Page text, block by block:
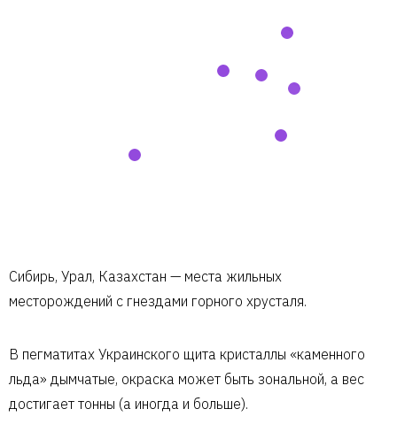
Сибирь, Урал, Казахстан — места жильных
месторождений с гнездами горного хрусталя.
В пегматитах Украинского щита кристаллы «каменного
льда» дымчатые, окраска может быть зональной, а вес
достигает тонны (а иногда и больше).